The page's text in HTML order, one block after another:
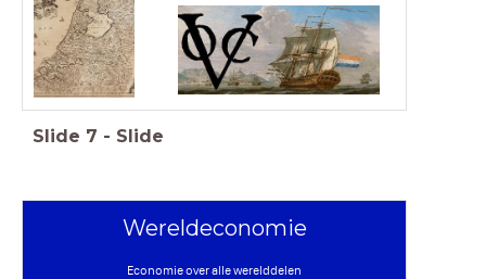
Slide 7 - Slide
Wereldeconomie
Economie over alle werelddelen